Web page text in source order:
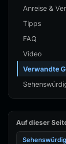
Anreise &
Tipps
FAQ
Video
Verwandte
Auf dieser